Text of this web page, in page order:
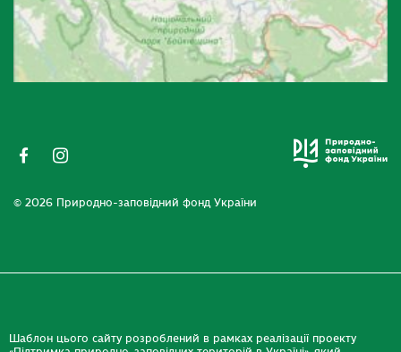
© 2026 Природно-заповідний фонд України
Шаблон цього сайту розроблений в рамках реалізації проекту